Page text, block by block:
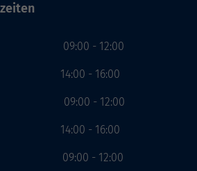
09:00 - 12:00
- 16:00
09:00 - 12:00
- 16:00
09:00 - 12:00